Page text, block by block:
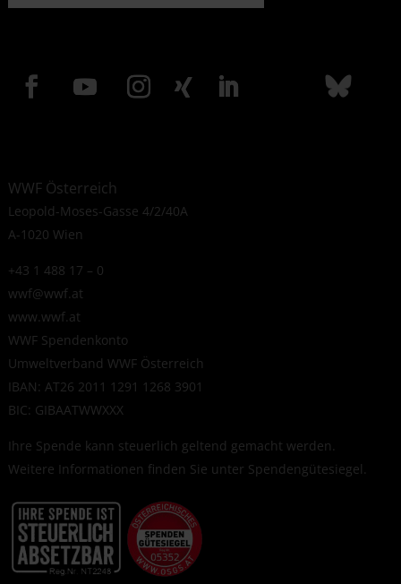
WWF Österreich
Leopold-Moses-Gasse 4/2/40A
A-1020 Wien
+43 1 488 17 – 0
wwf@wwf.at
www.wwf.at
WWF Spendenkonto
Umweltverband WWF Österreich
IBAN: AT26 2011 1291 1268 3901
BIC: GIBAATWWXXX
Ihre Spende kann steuerlich geltend gemacht werden.
Weitere Informationen finden Sie unter Spendengütesiegel.